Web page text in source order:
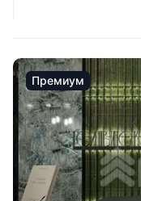
Премиум